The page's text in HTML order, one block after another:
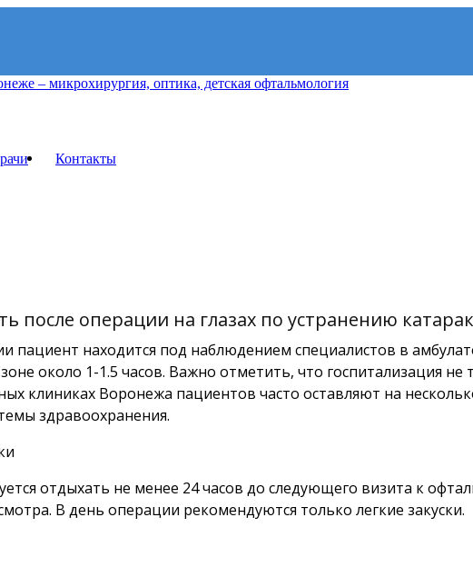
офтальмология
Контакты
после операции на глазах по устранению
пациент находится под наблюдением специалистов в
около 1-1.5 часов. Важно отметить, что госпитализация не
клиниках Воронежа пациентов часто оставляют на
здравоохранения.
отдыхать не менее 24 часов до следующего визита к
В день операции рекомендуются только легкие закуски.